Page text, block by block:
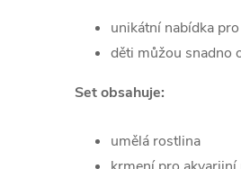
unikátní nabídka
děti můžou snadno
Set obsahuje:
umělá rostlina